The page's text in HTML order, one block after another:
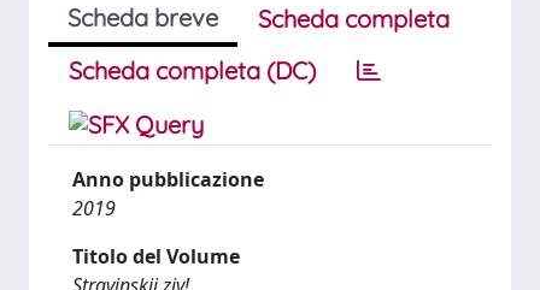
Scheda breve
Scheda completa
Scheda completa (DC)
Anno pubblicazione
2019
Titolo del Volume